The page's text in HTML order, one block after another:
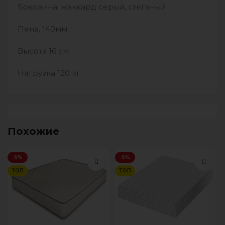
Боковина: жаккард серый, стеганый
Пена, 140мм
Высота 16 см
Нагрузка 120 кг
Похожие
-5%
ТОП
-5%
ТОП